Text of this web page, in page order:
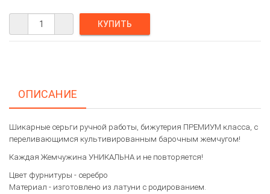
ОПИСАНИЕ
Шикарные серьги ручной работы, бижутерия ПРЕМИУМ класса, с
переливающимся культивированным барочным жемчугом!
Каждая Жемчужина УНИКАЛЬНА и не повторяется!
Цвет фурнитуры - серебро
Материал - изготовлено из латуни с родированием.